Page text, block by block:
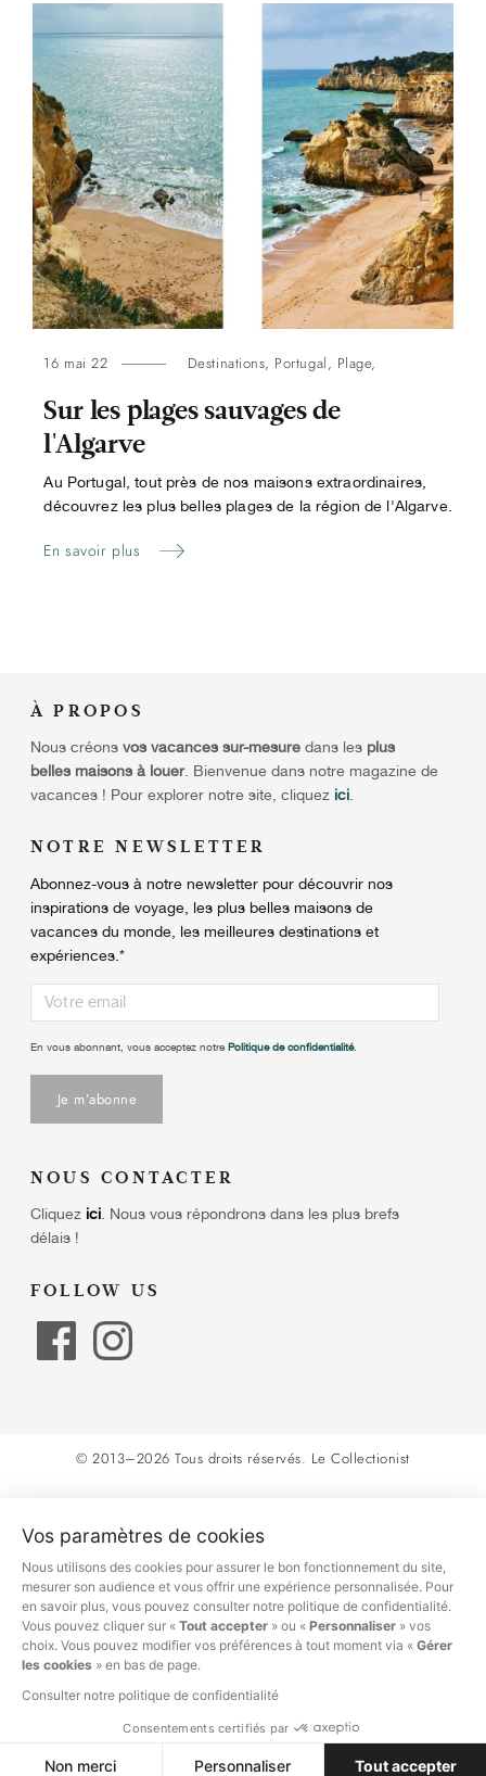
Vos paramètres de cookies
Nous utilisons des cookies pour assurer le bon fonctionnement du site,
mesurer son audience et vous offrir une expérience personnalisée. Pour
en savoir plus, vous pouvez consulter notre politique de confidentialité.
Vous pouvez cliquer sur « Tout accepter » ou « Personnaliser » vos
choix. Vous pouvez modifier vos préférences à tout moment via « Gérer
les cookies » en bas de page.
Consulter notre politique de confidentialité
Consentements certifiés par
Non merci Personnaliser Tout accepter
16 mai 22 Destinations, Portugal, Plage,
Sur les plages sauvages de
l'Algarve
Au Portugal, tout près de nos maisons extraordinaires,
découvrez les plus belles plages de la région de l'Algarve.
En savoir plus
À PROPOS
Nous créons vos vacances sur-mesure dans les plus
belles maisons à louer. Bienvenue dans notre magazine de
vacances ! Pour explorer notre site, cliquez ici
NOTRE NEWSLETTER
Abonnez-vous à notre newsletter pour découvrir nos
inspirations de voyage, les plus belles maisons de
vacances du monde, les meilleures destinations et
expériences. *
En vous abonnant, vous acceptez notre Politique de confidentialité.
NOUS CONTACTER
Cliquez ici Nous vous répondrons dans les plus brefs
délais !
FOLLOW US
© 2013–2026 Tous droits réservés. Le Collectionist